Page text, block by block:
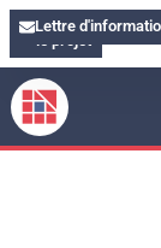
Soutenir
le projet
Lettre